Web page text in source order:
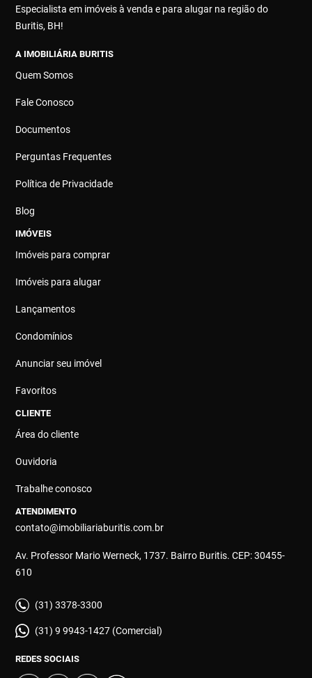
Especialista em imóveis à venda e para alugar na região do
Buritis, BH!
A IMOBILIÁRIA BURITIS
Quem Somos
Fale Conosco
Documentos
Perguntas Frequentes
Política de Privacidade
Blog
IMÓVEIS
Imóveis para comprar
Imóveis para alugar
Lançamentos
Condomínios
Anunciar seu imóvel
Favoritos
CLIENTE
Área do cliente
Ouvidoria
Trabalhe conosco
ATENDIMENTO
contato@imobiliariaburitis.com.br
Av. Professor Mario Werneck, 1737. Bairro Buritis. CEP: 30455-
610
(31) 3378-3300
(31) 9 9943-1427 (Comercial)
REDES SOCIAIS